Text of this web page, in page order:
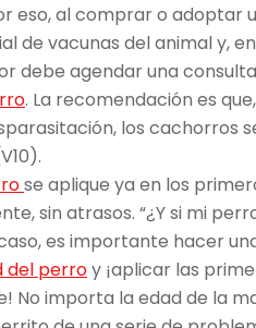
eso, al comprar o adoptar
de vacunas del animal y,
debe agendar una
. La recomendación es
los cachorros
se aplique ya en los
sin atrasos. “¿Y si mi
es importante hacer
del perroy ¡aplicar las
No importa la edad de la